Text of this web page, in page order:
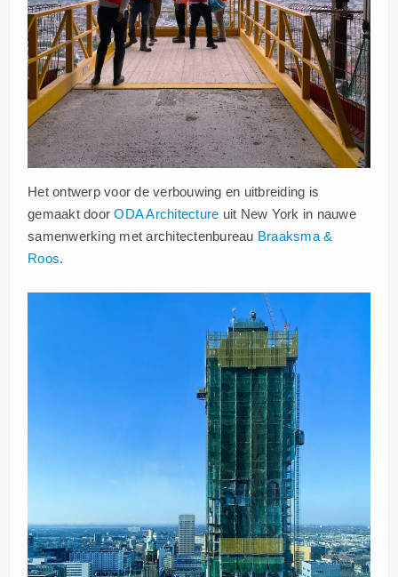
Het ontwerp voor de verbouwing en uitbreiding is
gemaakt doorODA Architecture uit New York in nauwe
samenwerking met architectenbureau Braaksma &
Roos.